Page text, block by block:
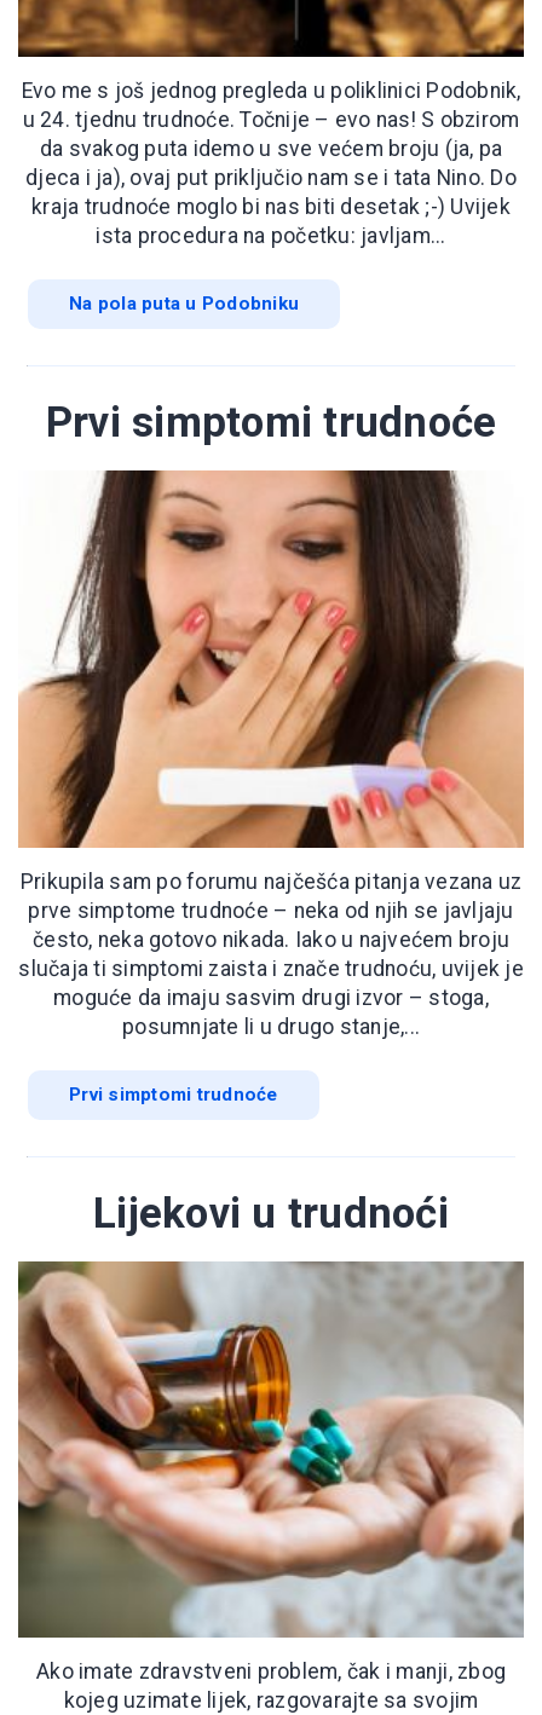
Evo me s još jednog pregleda u poliklinici Podobnik,
u 24. tjednu trudnoće. Točnije – evo nas! S obzirom
da svakog puta idemo u sve većem broju (ja, pa
djeca i ja), ovaj put priključio nam se i tata Nino. Do
kraja trudnoće moglo bi nas biti desetak ;-) Uvijek
ista procedura na početku: javljam...
Na pola puta u Podobniku
Prvi simptomi trudnoće
Prikupila sam po forumu najčešća pitanja vezana uz
prve simptome trudnoće – neka od njih se javljaju
često, neka gotovo nikada. Iako u najvećem broju
slučaja ti simptomi zaista i znače trudnoću, uvijek je
moguće da imaju sasvim drugi izvor – stoga,
posumnjate li u drugo stanje,...
Prvi simptomi trudnoće
Lijekovi u trudnoći
Ako imate zdravstveni problem, čak i manji, zbog
kojeg uzimate lijek, razgovarajte sa svojim